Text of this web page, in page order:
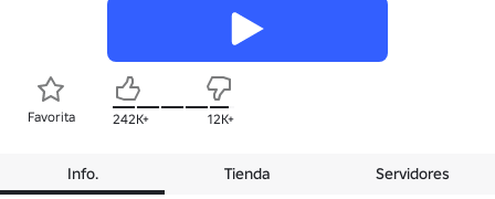
Favorita 242K+ 12K+
Info. Tienda Servidores